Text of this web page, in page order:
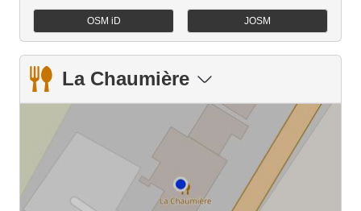
OSM iD JOSM
La Chaumière